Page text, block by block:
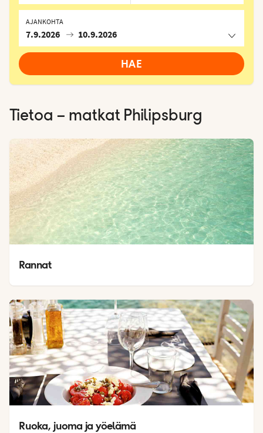
AJANKOHTA
7.9.2026 10.9.2026
HAE
Tietoa – matkat Philipsburg
Rannat
Ruoka, juoma ja yöelämä